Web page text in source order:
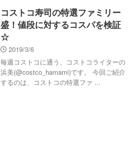
コストコ寿司の特選ファミリー
盛！値段に対するコスパを検証
☆
2019/3/6
毎週コストコに通う、コストコライターの
浜美(@costco_hamami)です。 今回ご紹介
するのは、コストコの特選ファ ...